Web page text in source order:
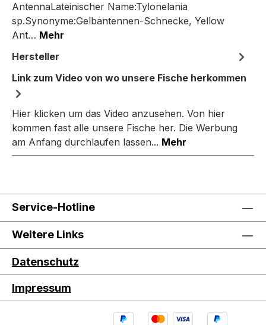
AntennaLateinischer Name:Tylonelania
sp.Synonyme:Gelbantennen-Schnecke, Yellow
Ant… Mehr
Hersteller
Link zum Video von wo unsere Fische herkommen
Hier klicken um das Video anzusehen. Von hier
kommen fast alle unsere Fische her. Die Werbung
am Anfang durchlaufen lassen... Mehr
Service-Hotline
Weitere Links
Datenschutz
Impressum